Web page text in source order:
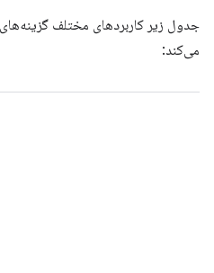
جدول زیر کاربردهای مختلف
می‌کند: